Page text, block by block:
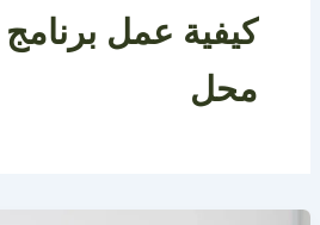
كيفية عمل
محل